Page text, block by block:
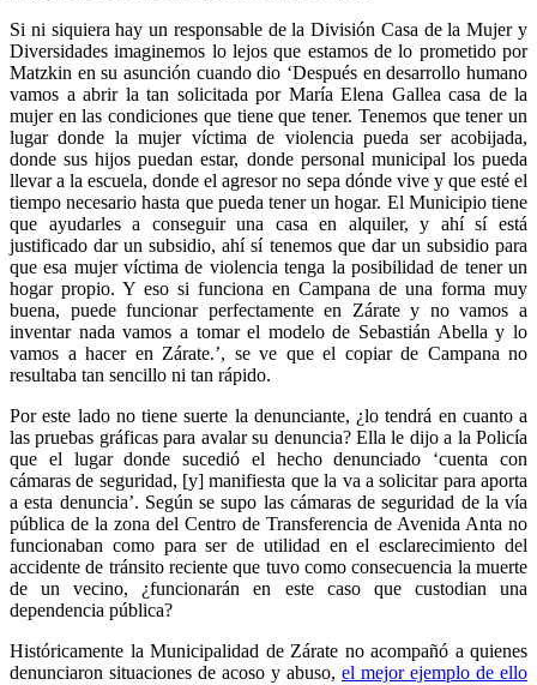
Si ni siquiera hay un responsable de la División Casa de la Mujer y
Diversidades imaginemos lo lejos que estamos de lo prometido por
Matzkin en su asunción cuando dio ‘Después en desarrollo humano
vamos a abrir la tan solicitada por María Elena Gallea casa de la
mujer en las condiciones que tiene que tener. Tenemos que tener un
lugar donde la mujer víctima de violencia pueda ser acobijada,
donde sus hijos puedan estar, donde personal municipal los pueda
llevar a la escuela, donde el agresor no sepa dónde vive y que esté el
tiempo necesario hasta que pueda tener un hogar. El Municipio tiene
que ayudarles a conseguir una casa en alquiler, y ahí sí está
justificado dar un subsidio, ahí sí tenemos que dar un subsidio para
que esa mujer víctima de violencia tenga la posibilidad de tener un
hogar propio. Y eso si funciona en Campana de una forma muy
buena, puede funcionar perfectamente en Zárate y no vamos a
inventar nada vamos a tomar el modelo de Sebastián Abella y lo
vamos a hacer en Zárate.’, se ve que el copiar de Campana no
resultaba tan sencillo ni tan rápido.
Por este lado no tiene suerte la denunciante, ¿lo tendrá en cuanto a
las pruebas gráficas para avalar su denuncia? Ella le dijo a la Policía
que el lugar donde sucedió el hecho denunciado ‘cuenta con
cámaras de seguridad, [y] manifiesta que la va a solicitar para aporta
a esta denuncia’. Según se supo las cámaras de seguridad de la vía
pública de la zona del Centro de Transferencia de Avenida Anta no
funcionaban como para ser de utilidad en el esclarecimiento del
accidente de tránsito reciente que tuvo como consecuencia la muerte
de un vecino, ¿funcionarán en este caso que custodian una
dependencia pública?
Históricamente la Municipalidad de Zárate no acompañó a quienes
denunciaron situaciones de acoso y abuso, el mejor ejemplo de ello